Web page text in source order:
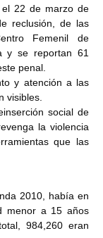
el 22 de marzo de
reclusión, de las
Femenil de
y se reportan 61
penal.
y atención a las
visibles.
social de
la violencia
que las
2010, había en
menor a 15 años
984,260 eran